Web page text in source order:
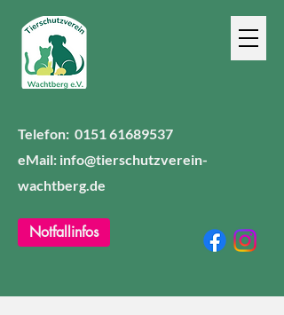
Telefon: 0151 61689537
eMail: info@tierschutzverein-
wachtberg.de
Notfallinfos